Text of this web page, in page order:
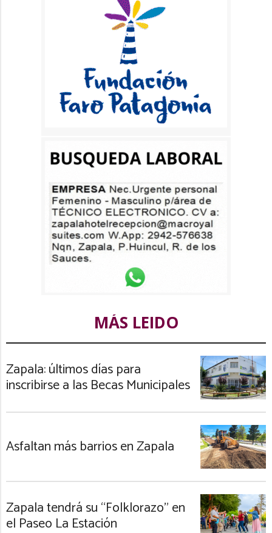
MÁS LEIDO
Zapala: últimos días para
inscribirse a las Becas Municipales
Asfaltan más barrios en Zapala
Zapala tendrá su “Folklorazo” en
el Paseo La Estación